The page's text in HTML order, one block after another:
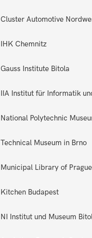
Cluster Automotive
IHK Chemnitz
Gauss Institute Bitola
IIA Institut für Informatik
National Polytechnic
Technical Museum in Brno
Municipal Library of Prague
Kitchen Budapest
NI Institut und Museum